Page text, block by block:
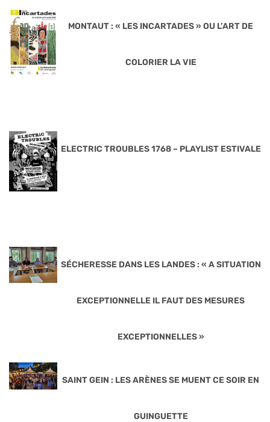
MONTAUT : « LES INCARTADES » OU L’ART DE
COLORIER LA VIE
ELECTRIC TROUBLES 1768 – PLAYLIST ESTIVALE
SÉCHERESSE DANS LES LANDES : « A SITUATION
EXCEPTIONNELLE IL FAUT DES MESURES
EXCEPTIONNELLES »
SAINT GEIN : LES ARÈNES SE MUENT CE SOIR EN
GUINGUETTE